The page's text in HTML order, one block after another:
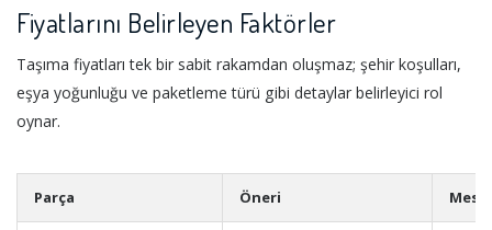
Fiyatlarını Belirleyen Faktörler
Taşıma fiyatları tek bir sabit rakamdan oluşmaz; şehir koşulları,
eşya yoğunluğu ve paketleme türü gibi detaylar belirleyici rol
oynar.
Parça Öneri